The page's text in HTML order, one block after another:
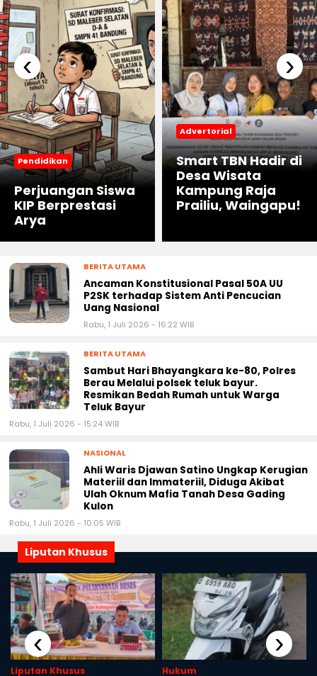
Pendidikan
Perjuangan Siswa
KIP Berprestasi
Arya
Advertorial
Smart TBN Hadir di
Desa Wisata
Kampung Raja
Prailiu, Waingapu!
‹ ›
BERITA UTAMA
Ancaman Konstitusional Pasal 50A UU
P2SK terhadap Sistem Anti Pencucian
Uang Nasional
Rabu, 1 Juli 2026 - 16:22 WIB
BERITA UTAMA
Sambut Hari Bhayangkara ke-80, Polres
Berau Melalui polsek teluk bayur.
Resmikan Bedah Rumah untuk Warga
Teluk Bayur
Rabu, 1 Juli 2026 - 15:24 WIB
NASIONAL
Ahli Waris Djawan Satino Ungkap Kerugian
Materiil dan Immateriil, Diduga Akibat
Ulah Oknum Mafia Tanah Desa Gading
Kulon
Rabu, 1 Juli 2026 - 10:05 WIB
Liputan Khusus
Liputan Khusus Hukum
‹ ›